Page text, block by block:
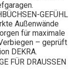
GEFÜHL
Außenwände
für maximale
– geprüft
DEKRA.
FÜR DRAUSSEN